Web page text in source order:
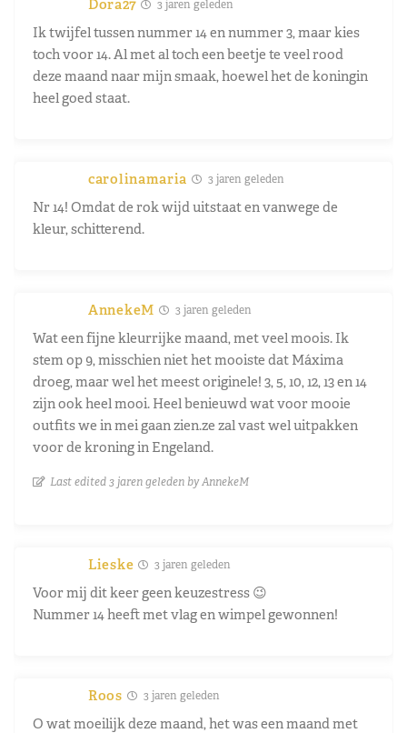
Dora27 3 jaren geleden
Ik twijfel tussen nummer 14 en nummer 3, maar kies
toch voor 14. Al met al toch een beetje te veel rood
deze maand naar mijn smaak, hoewel het de koningin
heel goed staat.
carolinamaria 3 jaren geleden
Nr 14! Omdat de rok wijd uitstaat en vanwege de
kleur, schitterend.
AnnekeM 3 jaren geleden
Wat een fijne kleurrijke maand, met veel moois. Ik
stem op 9, misschien niet het mooiste dat Máxima
droeg, maar wel het meest originele! 3, 5, 10, 12, 13 en 14
zijn ook heel mooi. Heel benieuwd wat voor mooie
outfits we in mei gaan zien.ze zal vast wel uitpakken
voor de kroning in Engeland.
Last edited 3 jaren geleden by AnnekeM
Lieske 3 jaren geleden
Voor mij dit keer geen keuzestress 😉
Nummer 14 heeft met vlag en wimpel gewonnen!
Roos 3 jaren geleden
O wat moeilijk deze maand, het was een maand met